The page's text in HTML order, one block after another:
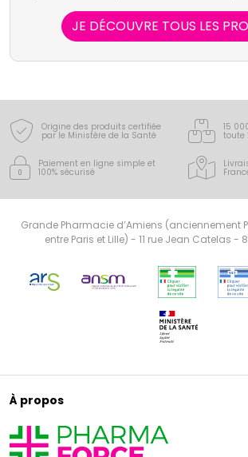
représente la quintessence de la
de concentré, riche d'une très
substances actives. Le laboratoire
propose 41 huiles essentielles,
bien-être au quotidien pour toute
JE DÉCOUVRE TOUS LES
Origine des produits certifiée
par le Ministère de la Santé
15
toute
Paiement en ligne simple et
100% sécurisé
Grande Pharmacie d’Amiens (anciennement
entre Paris et Lille) - 11 rue Jean Catelas -
À propos